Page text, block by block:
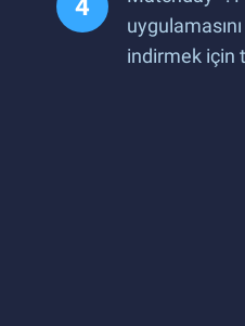
indirmek için